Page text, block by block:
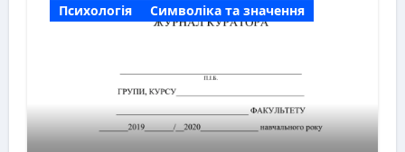
Психологія Символіка та значення